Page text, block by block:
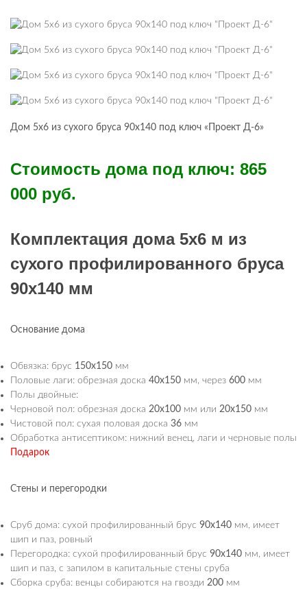
Дом 5х6 из сухого бруса 90х140 под ключ «Проект Д-6»
Стоимость дома под ключ: 865
000 руб.
Комплектация дома 5х6 м из
сухого профилированного бруса
90х140 мм
Основание дома
Обвязка: брус 150х150 мм
Половые лаги: обрезная доска 40х150 мм, через 600 мм
Полы двойные:
Черновой пол: обрезная доска 20х100 мм или 20х150 мм
Чистовой пол: сухая половая доска 36 мм
Обработка антисептиком: нижний венец, лаги и черновые полы
Подарок
Стены и перегородки
Сруб дома: сухой профилированный брус 90х140 мм, имеет
шип и паз, ровный
Перегородка: сухой профилированный брус 90х140 мм, имеет
шип и паз, с запилом в капитальные стены сруба
Сборка сруба: венцы собираются на гвозди 200 мм